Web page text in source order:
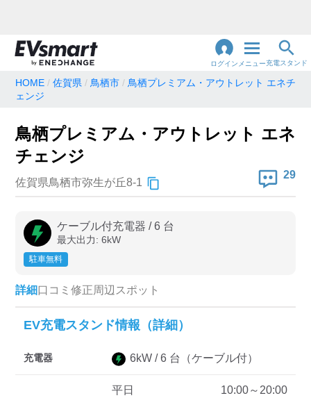
ログイン メニュー充電スタンド
る
充電器の種類
高速道路上のみ表示
認証システム
ディーラー
三菱ディーラーを表示
日産ディーラーを表示
HOME 佐賀県 鳥栖市
鳥栖プレミアム・アウトレット エネチ
ェンジ
鳥栖プレミアム・アウトレット エネ
チェンジ
佐賀県鳥栖市弥生が丘8-1
29
ケーブル付充電器 /6 台
最大出力: 6kW
駐車無料
詳細口コミ 修正周辺スポット
EV充電スタンド情報（詳細）
充電器 6kW /6 台 （ケーブル付）
平日
10:00～20:00